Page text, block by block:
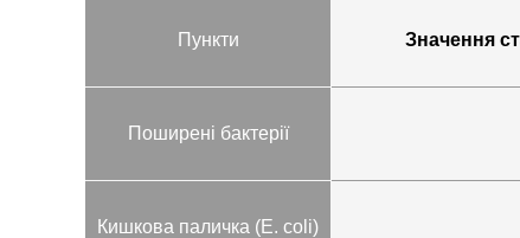
Пункти Значення
Поширені бактерії
Кишкова паличка (E. coli)